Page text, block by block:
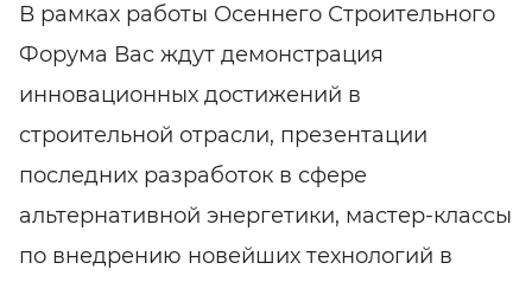
В рамках работы Осеннего Строительного
Форума Вас ждут демонстрация
инновационных достижений в
строительной отрасли, презентации
последних разработок в сфере
альтернативной энергетики, мастер-классы
по внедрению новейших технологий в